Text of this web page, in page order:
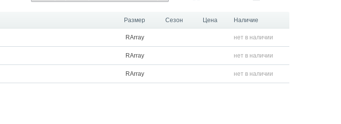
Размер Сезон Цена Наличие
RArray нет в наличии
RArray нет в наличии
RArray нет в наличии